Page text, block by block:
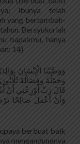
ibunya telah
yang bertambah-
Bersyukurlah
bapakmu, hanya
14)
وَوَصَّيْنَا الْإِنْسَانَ
وَحَمْلُهُ وَفِصَالُهُ
قَالَ رَبِّ أَوْزِعْنِي أَنْ
وَأَنْ أَعْمَلَ صَالِحًا
berbuat baik
mengandungnya